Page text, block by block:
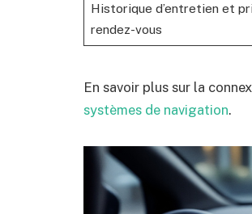
Historique d’entretien et
rendez-vous
En savoir plus sur la
systèmes de navigation.